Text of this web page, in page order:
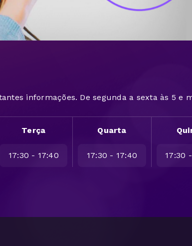
informações. De segunda a sexta às 5 e
Terça
17:30 - 17:40
Quarta
17:30 - 17:40 17:30